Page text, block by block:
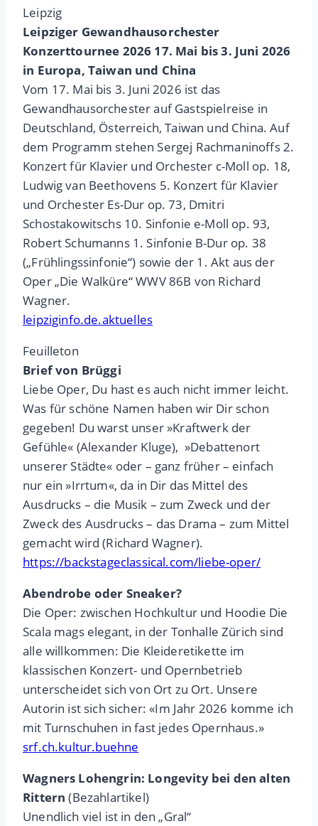
Leipzig
Leipziger Gewandhausorchester
Konzerttournee 2026 17. Mai bis 3. Juni 2026
in Europa, Taiwan und China
Vom 17. Mai bis 3. Juni 2026 ist das
Gewandhausorchester auf Gastspielreise in
Deutschland, Österreich, Taiwan und China. Auf
dem Programm stehen Sergej Rachmaninoffs 2.
Konzert für Klavier und Orchester c-Moll op. 18,
Ludwig van Beethovens 5. Konzert für Klavier
und Orchester Es-Dur op. 73, Dmitri
Schostakowitschs 10. Sinfonie e-Moll op. 93,
Robert Schumanns 1. Sinfonie B-Dur op. 38
(„Frühlingssinfonie“) sowie der 1. Akt aus der
Oper „Die Walküre“ WWV 86B von Richard
Wagner.
leipziginfo.de.aktuelles
Feuilleton
Brief von Brüggi
Liebe Oper, Du hast es auch nicht immer leicht.
Was für schöne Namen haben wir Dir schon
gegeben! Du warst unser »Kraftwerk der
Gefühle« (Alexander Kluge), »Debattenort
unserer Städte« oder – ganz früher – einfach
nur ein »Irrtum«, da in Dir das Mittel des
Ausdrucks – die Musik – zum Zweck und der
Zweck des Ausdrucks – das Drama – zum Mittel
gemacht wird (Richard Wagner).
https://backstageclassical.com/liebe-oper/
Abendrobe oder Sneaker?
Die Oper: zwischen Hochkultur und Hoodie Die
Scala mags elegant, in der Tonhalle Zürich sind
alle willkommen: Die Kleideretikette im
klassischen Konzert- und Opernbetrieb
unterscheidet sich von Ort zu Ort. Unsere
Autorin ist sich sicher: «Im Jahr 2026 komme ich
mit Turnschuhen in fast jedes Opernhaus.»
srf.ch.kultur.buehne
Wagners Lohengrin: Longevity bei den alten
Rittern (Bezahlartikel)
Unendlich viel ist in den „Gral“